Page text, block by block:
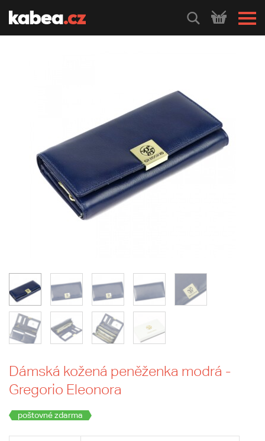
HLEDEJ
Dámská kožená peněženka modrá -
Gregorio Eleonora
poštovné zdarma